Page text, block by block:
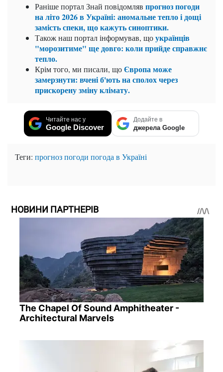
Раніше портал Знай повідомляв прогноз погоди
на літо 2026 в Україні: аномальне тепло і дощі
замість спеки, що кажуть синоптики.
Також наш портал інформував, щоукраїнців
"морозитиме" ще довго: коли прийде справжнє
тепло.
Крім того, ми писали, щоЄвропа може
замерзнути: вчені б'ють на сполох через
прискорену зміну клімату.
Читайте нас у
Google Discover
Додайте в
джерела Google
Теги: прогноз погоди погода в Україні
НОВИНИ ПАРТНЕРІВ
The Chapel Of Sound Amphitheater -
Architectural Marvels